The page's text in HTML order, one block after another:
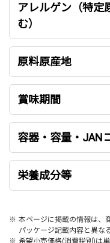
アレルゲン（特定
む）
原料原産地
賞味期間
容器・容量・JAN
栄養成分等
※ 本ページに掲載の情報は、
パッケージ記載内容と異な
※ 希望小売価格(消費税別)は